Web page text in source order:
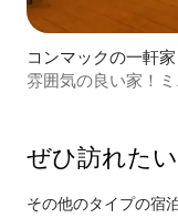
コンマックの一軒家
雰囲気の良い家！
ぜひ訪⁠れ⁠た⁠
その他のタ⁠イ⁠プ⁠の宿⁠